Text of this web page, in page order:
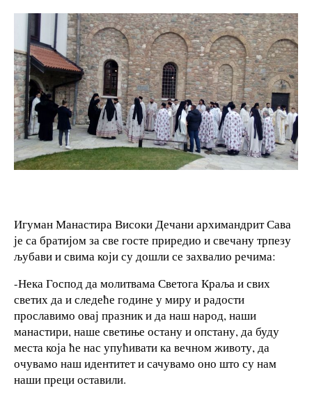
Игуман Манастира Високи Дечани архимандрит Сава
је са братијом за све госте приредио и свечану трпезу
љубави и свима који су дошли се захвалио речима:
-Нека Господ да молитвама Светога Краља и свих
светих да и следеће године у миру и радости
прославимо овај празник и да наш народ, наши
манастири, наше светиње остану и опстану, да буду
места која ће нас упућивати ка вечном животу, да
очувамо наш идентитет и сачувамо оно што су нам
наши преци оставили.